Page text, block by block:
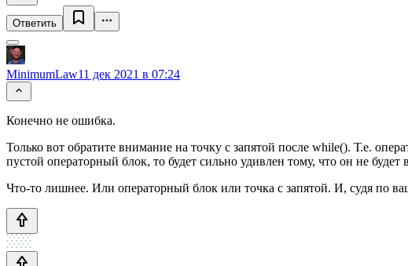
Ответить
MinimumLaw11 дек 2021 в 07:24
Конечно не ошибка.
Только вот обратите внимание на точку с запятой после while(). Т.е.
пустой операторный блок, то будет сильно удивлен тому, что он не будет
Что-то лишнее. Или операторный блок или точка с запятой. И, судя по